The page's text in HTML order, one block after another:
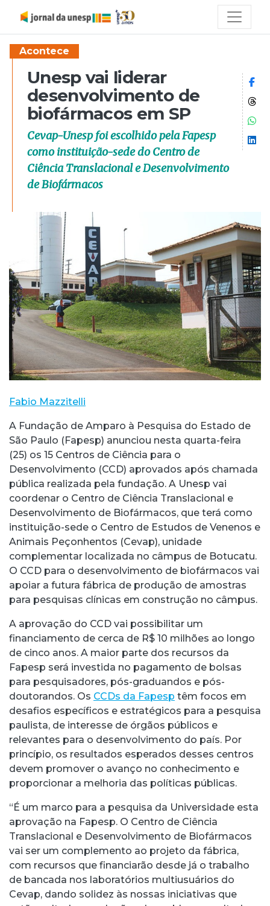
Acontece
Unesp vai liderar
desenvolvimento de
biofármacos em SP
Cevap-Unesp foi escolhido pela Fapesp
como instituição-sede do Centro de
Ciência Translacional e Desenvolvimento
de Biofármacos
Fabio Mazzitelli
A Fundação de Amparo à Pesquisa do Estado de
São Paulo (Fapesp) anunciou nesta quarta-feira
(25) os 15 Centros de Ciência para o
Desenvolvimento (CCD) aprovados após chamada
pública realizada pela fundação. A Unesp vai
coordenar o Centro de Ciência Translacional e
Desenvolvimento de Biofármacos, que terá como
instituição-sede o Centro de Estudos de Venenos e
Animais Peçonhentos (Cevap), unidade
complementar localizada no câmpus de Botucatu.
O CCD para o desenvolvimento de biofármacos vai
apoiar a futura fábrica de produção de amostras
para pesquisas clínicas em construção no câmpus.
A aprovação do CCD vai possibilitar um
financiamento de cerca de R$ 10 milhões ao longo
de cinco anos. A maior parte dos recursos da
Fapesp será investida no pagamento de bolsas
para pesquisadores, pós-graduandos e pós-
doutorandos. Os CCDs da Fapesp têm focos em
desafios específicos e estratégicos para a pesquisa
paulista, de interesse de órgãos públicos e
relevantes para o desenvolvimento do país. Por
princípio, os resultados esperados desses centros
devem promover o avanço no conhecimento e
proporcionar a melhoria das políticas públicas.
“É um marco para a pesquisa da Universidade esta
aprovação na Fapesp. O Centro de Ciência
Translacional e Desenvolvimento de Biofármacos
vai ser um complemento ao projeto da fábrica,
com recursos que financiarão desde já o trabalho
de bancada nos laboratórios multiusuários do
Cevap, dando solidez às nossas iniciativas que